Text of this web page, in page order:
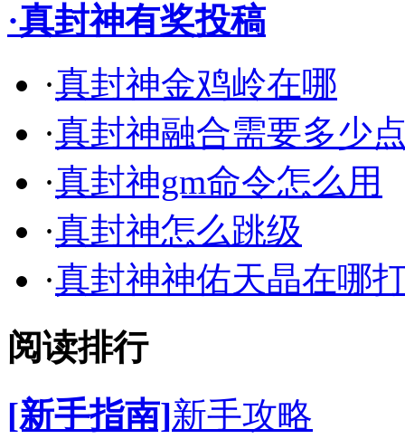
·真封神有奖投稿
·真封神金鸡岭在哪
·真封神融合需要多少
·真封神gm命令怎么用
·真封神怎么跳级
·真封神神佑天晶在哪
阅读排行
[新手指南]新手攻略